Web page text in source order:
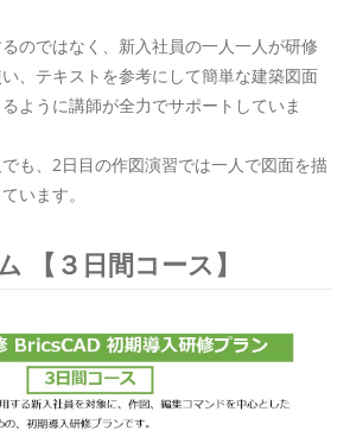
のではなく、新入社員の一人一人が研修
、テキストを参考にして簡単な建築図面
ように講師が全力でサポートしていま
も、2日目の作図演習では一人で図面を描
います。
【３日間コース】